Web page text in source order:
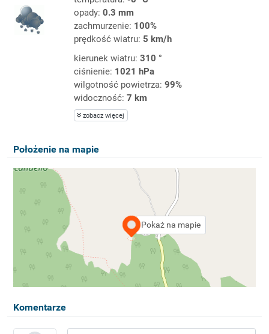
opady: 0.3 mm
zachmurzenie: 100%
prędkość wiatru: 5 km/h
kierunek wiatru: 310 °
ciśnienie: 1021 hPa
wilgotność powietrza: 99%
widoczność: 7 km
zobacz więcej
Położenie na mapie
Pokaż na mapie
Komentarze